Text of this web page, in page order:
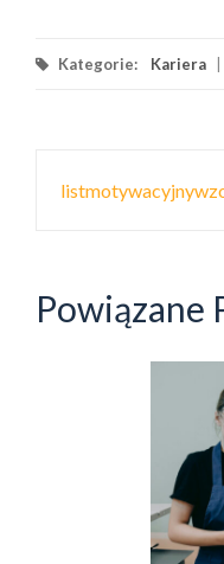
Kategorie: Kariera
Powiązane